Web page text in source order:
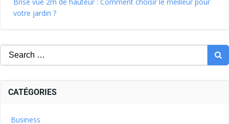
votre jardin ?
CATÉGORIES
Business